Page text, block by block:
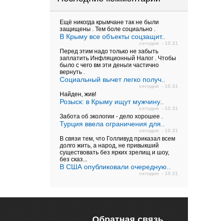
Ещё никогда крымчане так не были
защищены . Тем боле социально .
В Крыму все объекты соцзащит..
сегодня - 10.31
Перед этим надо только не забыть
заплатить Инфляционный Налог . Чтобы
было с чего вм эти деньги частично
вернуть .
Социальный вычет легко получ..
сегодня - 10.31
Найден, жив!
Розыск: в Крыму ищут мужчину..
сегодня - 10.31
Забота об экологии - дело хорошее .
Турция ввела ограничения для..
сегодня - 10.31
В связи тем, что Голливуд приказал всем
долго жить, а народ, не привыкший
существовать без ярких зрелищ и шоу,
без сказ...
В США опубликовали очередную..
сегодня - 10.31